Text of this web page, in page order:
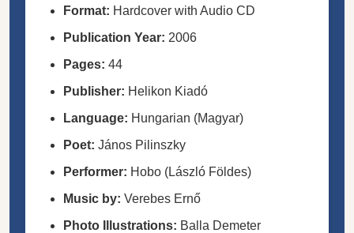
Format: Hardcover with Audio CD
Publication Year: 2006
Pages: 44
Publisher: Helikon Kiadó
Language: Hungarian (Magyar)
Poet: János Pilinszky
Performer: Hobo (László Földes)
Music by: Verebes Ernő
Photo Illustrations: Balla Demeter